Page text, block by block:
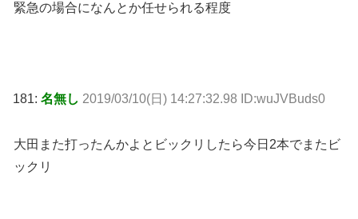
緊急の場合になんとか任せられる程度
181: 名無し 2019/03/10(日) 14:27:32.98 ID:wuJVBuds0
大田また打ったんかよとビックリしたら今日2本でまたビ
ックリ